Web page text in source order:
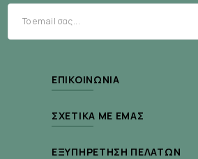
ΕΠΙΚΟΙΝΩΝΊΑ
ΣΧΕΤΙΚΆ ΜΕ ΕΜΆΣ
ΕΞΥΠΗΡΈΤΗΣΗ ΠΕΛΑΤΏΝ